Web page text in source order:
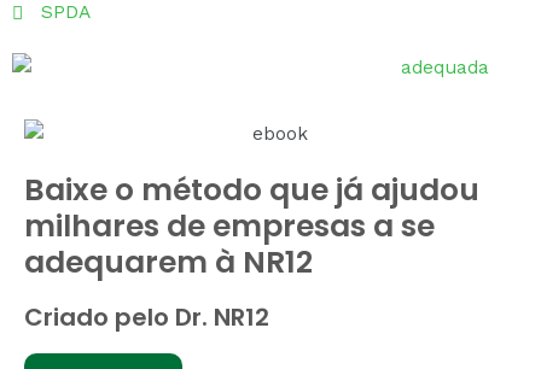
SPDA
Baixe o método que já ajudou
milhares de empresas a se
adequarem à NR12
Criado pelo Dr. NR12